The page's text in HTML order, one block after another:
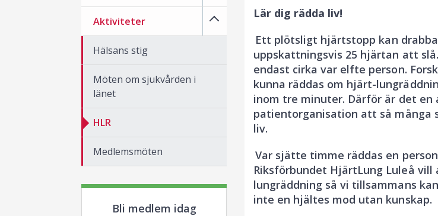
Lär dig rädda liv!
Ett plötsligt hjärtstopp kan
uppskattningsvis 25 hjärtan att
endast cirka var elfte person.
kunna räddas om hjärt-
inom tre minuter. Därför är det
patientorganisation att så många
liv.
Var sjätte timme räddas en
Riksförbundet HjärtLung Luleå
lungräddning så vi tillsammans
inte en hjältes mod utan kunskap.
Aktiviteter
Hälsans stig
Möten om sjukvården i
länet
HLR
Medlemsmöten
Bli medlem idag